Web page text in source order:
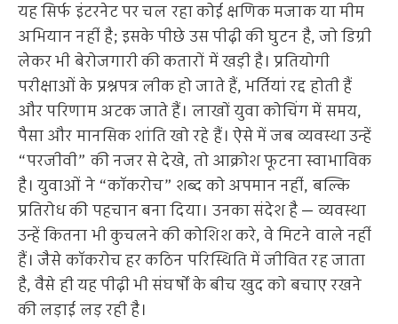
यह सिर्फ इंटरनेट पर चल रहा कोई क्षणिक मजाक या मीम
अभियान नहीं है; इसके पीछे उस पीढ़ी की घुटन है, जो डिग्री
लेकर भी बेरोजगारी की कतारों में खड़ी है। प्रतियोगी
परीक्षाओं के प्रश्नपत्र लीक हो जाते हैं, भर्तियां रद्द होती हैं
और परिणाम अटक जाते हैं। लाखों युवा कोचिंग में समय,
पैसा और मानसिक शांति खो रहे हैं। ऐसे में जब व्यवस्था उन्हें
“परजीवी” की नजर से देखे, तो आक्रोश फूटना स्वाभाविक
है। युवाओं ने “कॉकरोच” शब्द को अपमान नहीं, बल्कि
प्रतिरोध की पहचान बना दिया। उनका संदेश है — व्यवस्था
उन्हें कितना भी कुचलने की कोशिश करे, वे मिटने वाले नहीं
हैं। जैसे कॉकरोच हर कठिन परिस्थिति में जीवित रह जाता
है, वैसे ही यह पीढ़ी भी संघर्षों के बीच खुद को बचाए रखने
की लड़ाई लड़ रही है।